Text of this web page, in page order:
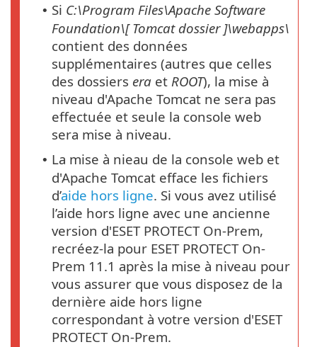
• Si C:\Program Files\Apache Software
Foundation\[ Tomcatdossier ]\webapps\
contient des données
supplémentaires (autres que celles
des dossiers era et ROOT), la mise à
niveau d'Apache Tomcat ne sera pas
effectuée et seule la console web
sera mise à niveau.
• La mise à nieau de la console web et
d'Apache Tomcat efface les fichiers
d’aide hors ligne. Si vous avez utilisé
l’aide hors ligne avec une ancienne
version d'ESET PROTECT On-Prem,
recréez-la pour ESET PROTECT On-
Prem 11.1 après la mise à niveau pour
vous assurer que vous disposez de la
dernière aide hors ligne
correspondant à votre version d'ESET
PROTECT On-Prem.